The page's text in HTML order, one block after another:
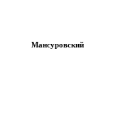
Мансуровский